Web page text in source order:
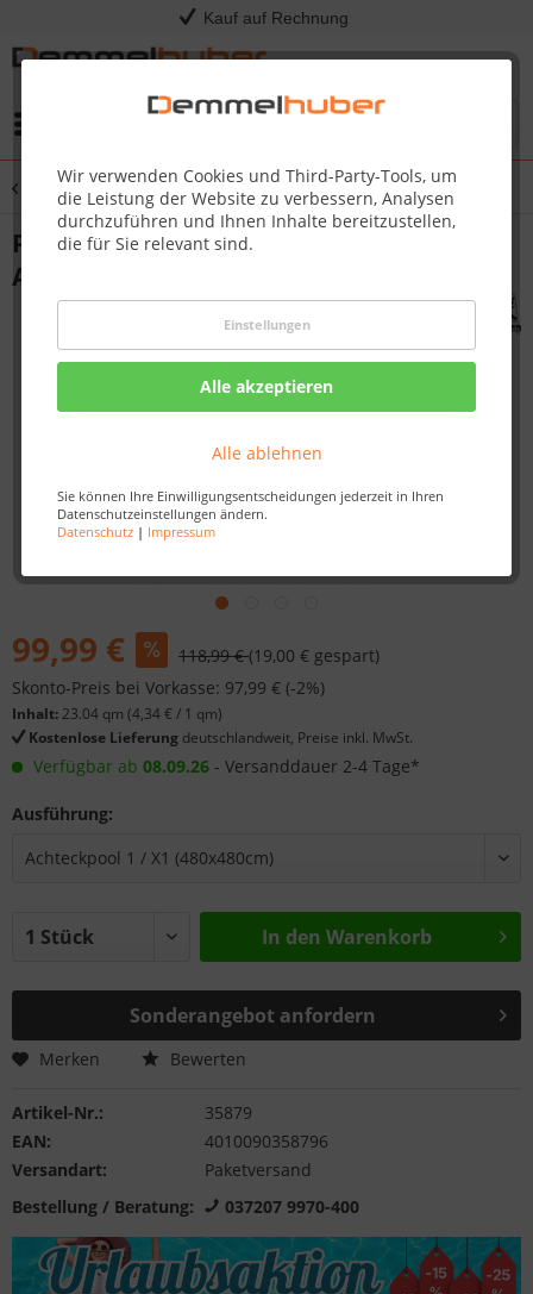
Kauf auf Rechnung
Wir verwenden Cookies und Third-Party-Tools, um
die Leistung der Website zu verbessern, Analysen
durchzuführen und Ihnen Inhalte bereitzustellen,
die für Sie relevant sind.
Einstellungen
Alle akzeptieren
Alle ablehnen
Sie können Ihre Einwilligungsentscheidungen jederzeit in Ihren
Datenschutzeinstellungen ändern.
Datenschutz| Impressum
Übersicht Pool Zubehör
Pool Winterabdeckplane Poolplane
Abdeckfolie
99,99 € 118,99 €(19,00 € gespart)
Skonto-Preis bei Vorkasse: 97,99 € (-2%)
Inhalt: 23.04 qm (4,34 €/ 1 qm)
Kostenlose Lieferung deutschlandweit, Preise inkl. MwSt.
Verfügbar ab 08.09.26 - Versanddauer 2-4 Tage*
Ausführung:
In den Warenkorb
Sonderangebot anfordern
Merken Bewerten
Artikel-Nr.:
35879
EAN:
4010090358796
Versandart:
Paketversand
Bestellung / Beratung:
037207 9970-400